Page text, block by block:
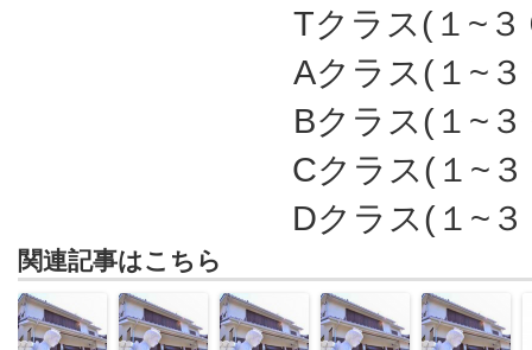
Tクラス(１~３
Aクラス(１~３
Bクラス(１~３
Cクラス(１~
Dクラス(１~
関連記事はこちら